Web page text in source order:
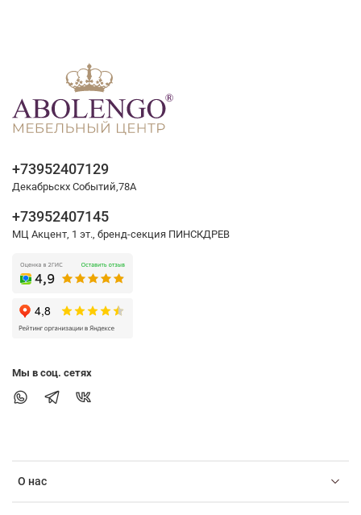
О нас
+73952407129
Декабрьскх Событий,78А
+73952407145
МЦ Акцент, 1 эт., бренд-секция ПИНСКДРЕВ
Мы в соц. сетях